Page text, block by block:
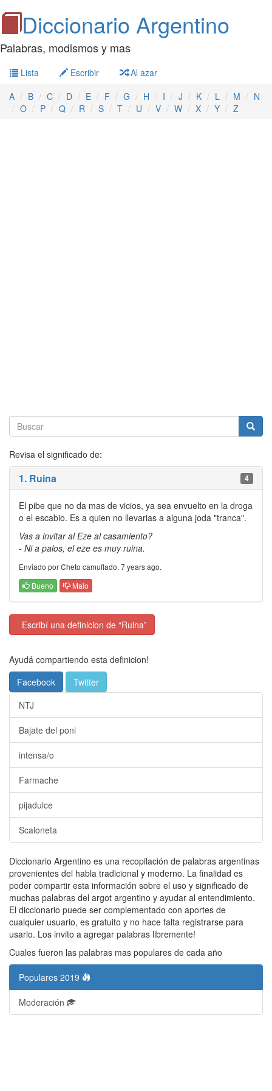
Diccionario Argentino
Palabras, modismos y mas
Lista Escribir
Al azar
A
B C D E F G H I J K L M
N
O
P Q R S T U V W X Y Z
Revisa el significado de:
1. Ruina 4
El pibe que no da mas de vicios, ya sea envuelto en la droga
o el escabio. Es a quien no llevarias a alguna joda "tranca".
Vas a invitar al Eze al casamiento?
- Ni a palos, el eze es muy ruina.
Enviado por Cheto camuflado. 7 years ago.
Bueno
Malo
Escribí una definicion de “Ruina”
Ayudá compartiendo esta definicion!
Facebook
Twitter
NTJ
Bajate del poni
intensa/o
Farmache
pijadulce
Scaloneta
Diccionario Argentino es una recopilación de palabras argentinas
provenientes del habla tradicional y moderno. La finalidad es
poder compartir esta información sobre el uso y significado de
muchas palabras del argot argentino y ayudar al entendimiento.
El diccionario puede ser complementado con aportes de
cualquier usuario, es gratuito y no hace falta registrarse para
usarlo. Los invito a agregar palabras libremente!
Cuales fueron las palabras mas populares de cada año
Populares 2019
Moderación